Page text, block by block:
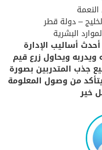
– دولة قطر
البشرية
أساليب الإدارة
ويحاول زرع قيم
جذب المتدربين بصورة
من وصول المعلومة
خير